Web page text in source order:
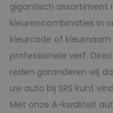
gigantisch assortiment
kleurencombinaties in
kleurcode of
professionele verf.
reden garanderen wij
uw auto bij SRS kunt
Met onze A-kwaliteit